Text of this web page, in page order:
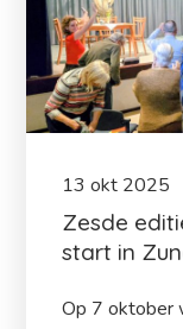
13 okt 2025
Zesde
start in
Op 7 oktober